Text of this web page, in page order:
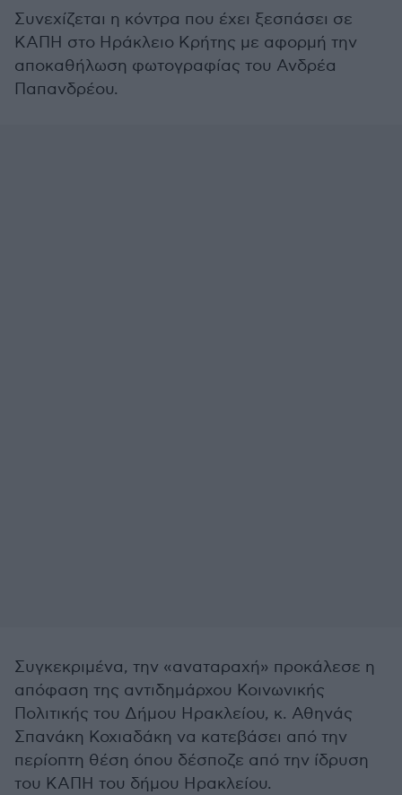
Συνεχίζεται η κόντρα που έχει ξεσπάσει σε
ΚΑΠΗ στο Ηράκλειο Κρήτης με αφορμή την
αποκαθήλωση φωτογραφίας του Ανδρέα
Παπανδρέου.
Συγκεκριμένα, την «αναταραχή» προκάλεσε η
απόφαση της αντιδημάρχου Κοινωνικής
Πολιτικής του Δήμου Ηρακλείου, κ. Αθηνάς
Σπανάκη Κοχιαδάκη να κατεβάσει από την
περίοπτη θέση όπου δέσποζε από την ίδρυση
του ΚΑΠΗ του δήμου Ηρακλείου.